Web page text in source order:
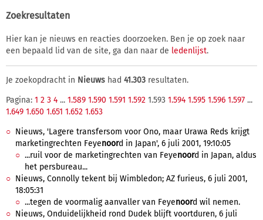
Zoekresultaten
Hier kan je nieuws en reacties doorzoeken. Ben je op zoek naar
een bepaald lid van de site, ga dan naar de ledenlijst.
Je zoekopdracht in Nieuws had 41.303 resultaten.
Pagina: 1 2 3 4 ... 1.589 1.590 1.591 1.592 1.593 1.594 1.595 1.596 1.597 ...
1.649 1.650 1.651 1.652 1.653
Nieuws, 'Lagere transfersom voor Ono, maar Urawa Reds krijgt
marketingrechten Feyenoord in Japan', 6 juli 2001, 19:10:05
...ruil voor de marketingrechten van Feyenoord in Japan, aldus
het persbureau...
Nieuws, Connolly tekent bij Wimbledon; AZ furieus, 6 juli 2001,
18:05:31
...tegen de voormalig aanvaller van Feyenoord wil nemen.
Nieuws, Onduidelijkheid rond Dudek blijft voortduren, 6 juli